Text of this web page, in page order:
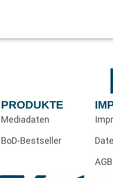
PRODUKTE
Mediadaten
BoD-Bestseller
AGB